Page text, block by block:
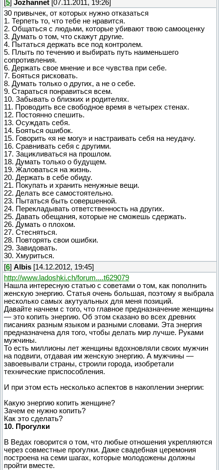
5 Jozhannet [07.11.2011, 19:26]
30 привычек, от которых нужно отказаться
1. Терпеть то, что тебе не нравится.
2. Общаться с людьми, которые убивают твою самооценку
3. Думать о том, что скажут другие.
4. Пытаться держать все под контролем.
5. Плыть по течению и выбирать путь наименьшего
сопротивления.
6. Держать свое мнение и все чувства при себе.
7. Бояться рисковать.
8. Думать только о других, а не о себе.
9. Стараться понравиться всем.
10. Забывать о близких и родителях.
11. Проводить все свободное время в четырех стенах.
12. Постоянно спешить.
13. Осуждать себя.
14. Бояться ошибок.
15. Говорить «я не могу» и настраивать себя на неудачу.
16. Сравнивать себя с другими.
17. Зацикливаться на прошлом.
18. Думать только о будущем.
19. Жаловаться на жизнь.
20. Держать в себе обиду.
21. Покупать и хранить ненужные вещи.
22. Делать все самостоятельно.
23. Пытаться быть совершенной.
24. Перекладывать ответственность на других.
25. Давать обещания, которые не сможешь сдержать.
26. Думать о плохом.
27. Стесняться.
28. Повторять свои ошибки.
29. Завидовать.
30. Хмуриться.
[6] Albis [14.12.2012, 19:45]
http://www.ladoshki.ch/forum....t629079
Нашла интересную статью с советами о том, как пополнить
женскую энергию. Статья очень большая, поэтому я выбрала
несколько самых акутуальных для меня позиций.
Давайте начнем с того, что главное предназначение женщины
— это копить энергию. Об этом сказано во всех древних
писаниях разным языком и разными словами. Эта энергия
предназначена для того, чтобы делать мир лучше. Руками
мужчины.
То есть миллионы лет женщины вдохновляли своих мужчин
на подвиги, отдавая им женскую энергию. А мужчины —
завоевывали страны, строили города, изобретали
технические приспособления.
И при этом есть несколько аспектов в накоплении энергии:
Какую энергию копить женщине?
Зачем ее нужно копить?
Как это сделать?
10. Прогулки
В Ведах говорится о том, что любые отношения укрепляются
через совместные прогулки. Даже свадебная церемония
построена на семи шагах, которые молодожены должны
пройти вместе.